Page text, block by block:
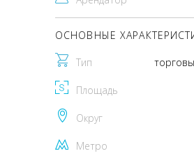
ОСНОВНЫЕ
Тип
Площадь
Округ
Метро